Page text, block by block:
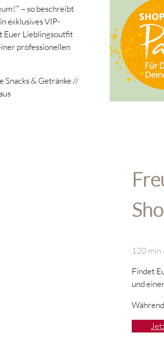
– so beschreibt
exklusives VIP-
Euer Lieblingsoutfit
professionellen
Snacks & Getränke //
120 min
Findet
und